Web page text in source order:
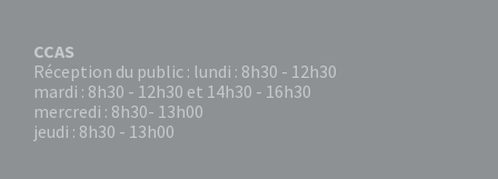
CCAS
Réception du public : lundi : 8h30 - 12h30
mardi : 8h30 - 12h30 et 14h30 - 16h30
mercredi : 8h30- 13h00
jeudi : 8h30 - 13h00